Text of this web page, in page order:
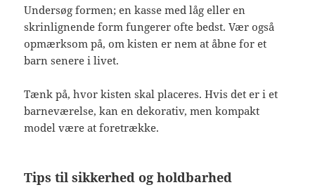
Undersøg formen; en kasse med låg eller en
skrinlignende form fungerer ofte bedst. Vær også
opmærksom på, om kisten er nem at åbne for et
barn senere i livet.
Tænk på, hvor kisten skal placeres. Hvis det er i et
barneværelse, kan en dekorativ, men kompakt
model være at foretrække.
Tips til sikkerhed og holdbarhed